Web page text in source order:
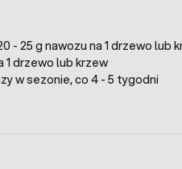
- 25 g nawozu na 1 drzewo lub
1 drzewo lub krzew
w sezonie, co 4 - 5 tygodni